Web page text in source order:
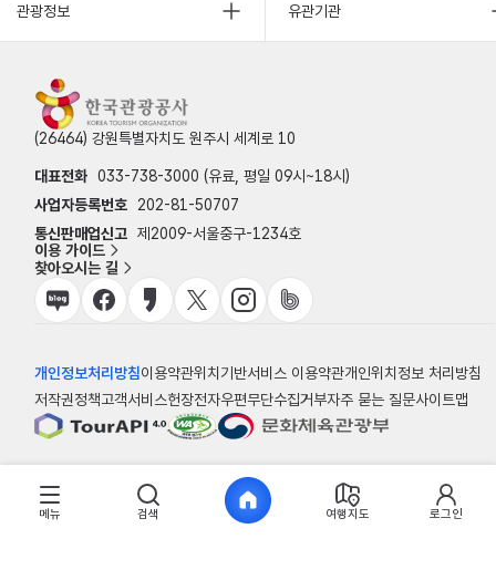
관광정보 유관기관
(26464) 강원특별자치도 원주시 세계로 10
대표전화 033-738-3000 (유료, 평일 09시~18시)
사업자등록번호
202-81-50707
통신판매업신고 제2009-서울중구-1234호
이용 가이드
찾아오시는 길
개인정보처리방침이용약관위치기반서비스 이용약관개인위치정보 처리방침
저작권정책고객서비스헌장전자우편무단수집거부자주 묻는 질문사이트맵
메뉴 검색 여행지도 로그인